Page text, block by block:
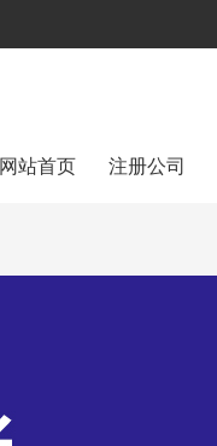
网站首页 注册公司